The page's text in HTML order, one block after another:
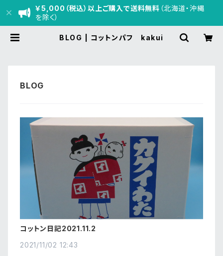
￥5,000（税込）以上ご購入で送料無料 （北海道・沖縄
を除く）
BLOG | コットンパフ kakui
コットン日記2021.11.2
2021/11/02 12:43